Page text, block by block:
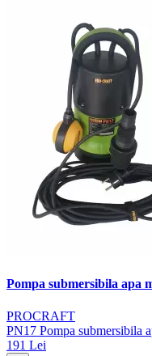
Pompa submersibila apa
PROCRAFT
PN17 Pompa submersibila
191 Lei